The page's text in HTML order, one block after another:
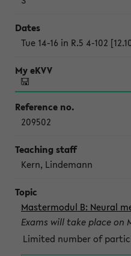
Tue 14-16 in R.5 4-102
209502
Kern, Lindemann
Mastermodul B: Neural
Exams will take place on
Limited number of